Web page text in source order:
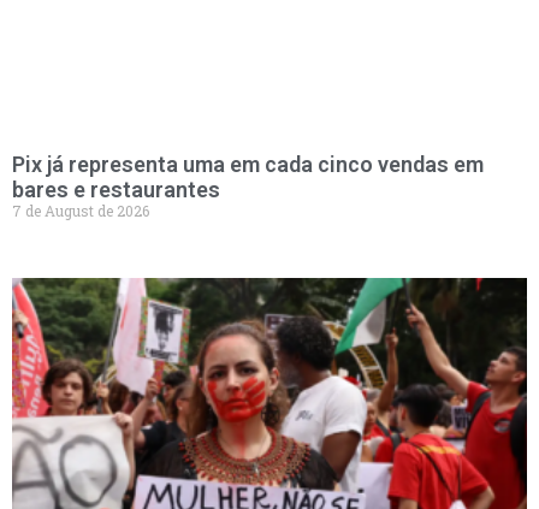
Pix já representa uma em cada cinco vendas em
bares e restaurantes
7 de August de 2026